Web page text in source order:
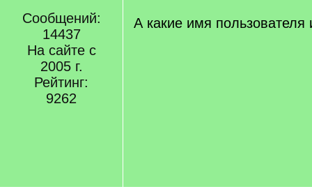
Сообщений:
14437
На сайте с
2005 г.
Рейтинг:
9262
q
]
А какие имя пользователя